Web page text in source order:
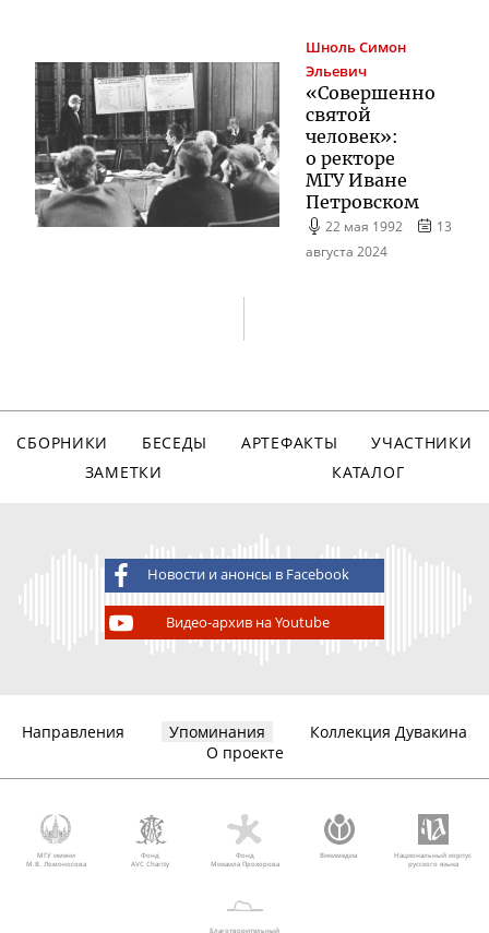
ШнольСимон
Эльевич
«Совершенно
святой
человек»:
о ректоре
МГУ Иване
Петровском
22 мая 1992
13
августа 2024
СБОРНИКИ БЕСЕДЫ АРТЕФАКТЫ
УЧАСТНИКИ
ЗАМЕТКИ
КАТАЛОГ
Новости и анонсы в Facebook
Видео-архив на Youtube
Направления Упоминания
Коллекция Дувакина
О проекте
МГУ имени
М.В. Ломоносова
Фонд
AVC Charity
Фонд
Михаила Прохорова
Викимедиа
Национальный корпус
русского языка